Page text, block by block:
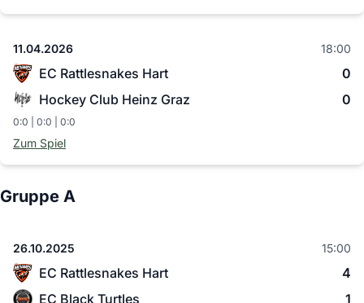
11.04.2026 18:00
EC Rattlesnakes Hart
0
Hockey Club Heinz Graz
0
0:0 | 0:0 | 0:0
Zum Spiel
Gruppe A
26.10.2025 15:00
EC Rattlesnakes Hart
4
EC Black Turtles
1